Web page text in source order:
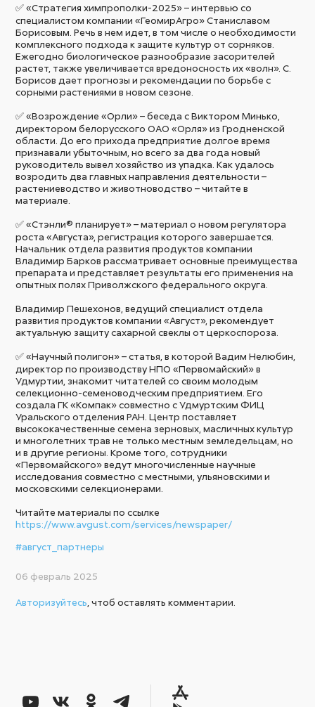
✅ «Стратегия химпрополки-2025» – интервью со
специалистом компании «ГеомирАгро» Станиславом
Борисовым. Речь в нем идет, в том числе о необходимости
комплексного подхода к защите культур от сорняков.
Ежегодно биологическое разнообразие засорителей
растет, также увеличивается вредоносность их «волн». С.
Борисов дает прогнозы и рекомендации по борьбе с
сорными растениями в новом сезоне.
✅ «Возрождение «Орли» – беседа с Виктором Минько,
директором белорусского ОАО «Орля» из Гродненской
области. До его прихода предприятие долгое время
признавали убыточным, но всего за два года новый
руководитель вывел хозяйство из упадка. Как удалось
возродить два главных направления деятельности –
растениеводство и животноводство – читайте в
материале.
✅ «Стэнли® планирует» – материал о новом регулятора
роста «Августа», регистрация которого завершается.
Начальник отдела развития продуктов компании
Владимир Барков рассматривает основные преимущества
препарата и представляет результаты его применения на
опытных полях Приволжского федерального округа.
Владимир Пешехонов, ведущий специалист отдела
развития продуктов компании «Август», рекомендует
актуальную защиту сахарной свеклы от церкоспороза.
✅ «Научный полигон» – статья, в которой Вадим Нелюбин,
директор по производству НПО «Первомайский» в
Удмуртии, знакомит читателей со своим молодым
селекционно-семеноводческим предприятием. Его
создала ГК «Компак» совместно с Удмуртским ФИЦ
Уральского отделения РАН. Центр поставляет
высококачественные семена зерновых, масличных культур
и многолетних трав не только местным земледельцам, но
и в другие регионы. Кроме того, сотрудники
«Первомайского» ведут многочисленные научные
исследования совместно с местными, ульяновскими и
московскими селекционерами.
Читайте материалы по ссылке
https://www.avgust.com/services/newspaper/
#август_партнеры
06 февраль 2025
Авторизуйтесь , чтоб оставлять комментарии.